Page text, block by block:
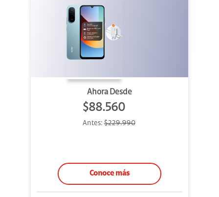
Ahora Desde
$88.560
Antes:$229.990
Conoce más